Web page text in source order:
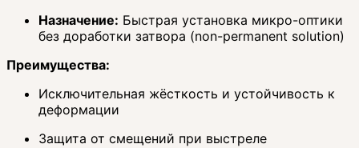
Назначение: Быстрая установка микро-оптики
без доработки затвора (non-permanent solution)
Преимущества:
Исключительная жёсткость и устойчивость к
деформации
Защита от смещений при выстреле